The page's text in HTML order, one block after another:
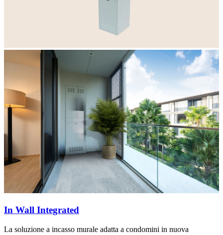
In Wall Integrated
La soluzione a incasso murale adatta a condomini in nuova